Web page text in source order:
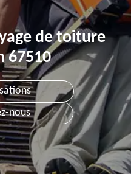
de toiture
67510
nous